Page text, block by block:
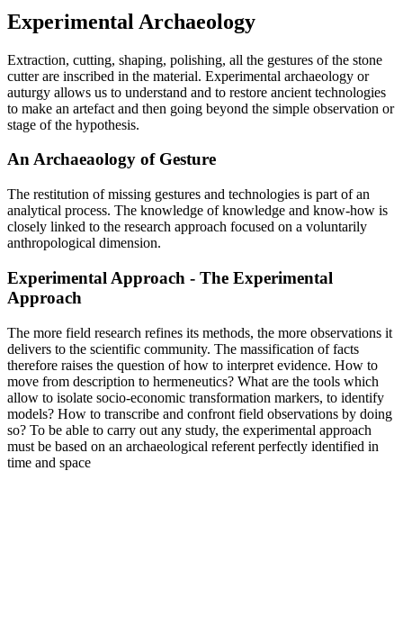
Experimental Archaeology
Extraction, cutting, shaping, polishing, all the gestures of the stone
cutter are inscribed in the material. Experimental archaeology or
auturgy allows us to understand and to restore ancient technologies
to make an artefact and then going beyond the simple observation or
stage of the hypothesis.
An Archaeaology of Gesture
The restitution of missing gestures and technologies is part of an
analytical process. The knowledge of knowledge and know-how is
closely linked to the research approach focused on a voluntarily
anthropological dimension.
Experimental Approach - The Experimental
Approach
The more field research refines its methods, the more observations it
delivers to the scientific community. The massification of facts
therefore raises the question of how to interpret evidence. How to
move from description to hermeneutics? What are the tools which
allow to isolate socio-economic transformation markers, to identify
models? How to transcribe and confront field observations by doing
so? To be able to carry out any study, the experimental approach
must be based on an archaeological referent perfectly identified in
time and space